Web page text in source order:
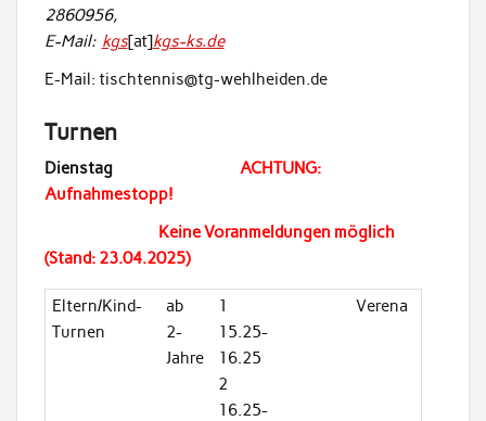
2860956,
E-Mail: kgs[at]kgs-ks.de
E-Mail: tischtennis@tg-wehlheiden.de
Turnen
Dienstag
ACHTUNG:
Aufnahmestopp!
Keine Voranmeldungen möglich
(Stand: 23.04.2025)
Eltern/Kind-
Turnen
ab
2-
Jahre
1
15.25-
16.25
2
16.25-
Verena